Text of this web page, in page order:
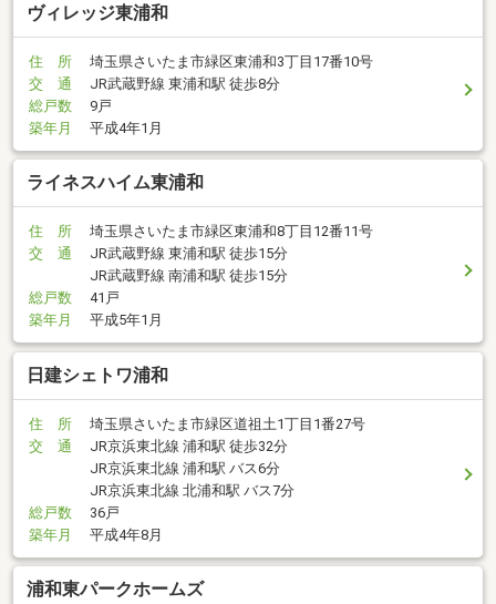
ヴィレッジ東浦和
住 所
埼玉県さいたま市緑区東浦和3丁目17番10号
交 通
JR武蔵野線 東浦和駅 徒歩8分
総戸数
9戸
築年月
平成4年1月
ライネスハイム東浦和
住 所
埼玉県さいたま市緑区東浦和8丁目12番11号
交 通
JR武蔵野線 東浦和駅 徒歩15分
JR武蔵野線 南浦和駅 徒歩15分
総戸数
41戸
築年月
平成5年1月
日建シェトワ浦和
住 所
埼玉県さいたま市緑区道祖土1丁目1番27号
交 通
JR京浜東北線 浦和駅 徒歩32分
JR京浜東北線 浦和駅 バス6分
JR京浜東北線 北浦和駅 バス7分
総戸数
36戸
築年月
平成4年8月
浦和東パークホームズ